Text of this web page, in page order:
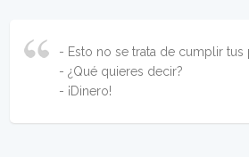
- Esto no se trata de cumplir
- ¿Qué quieres decir?
- ¡Dinero!